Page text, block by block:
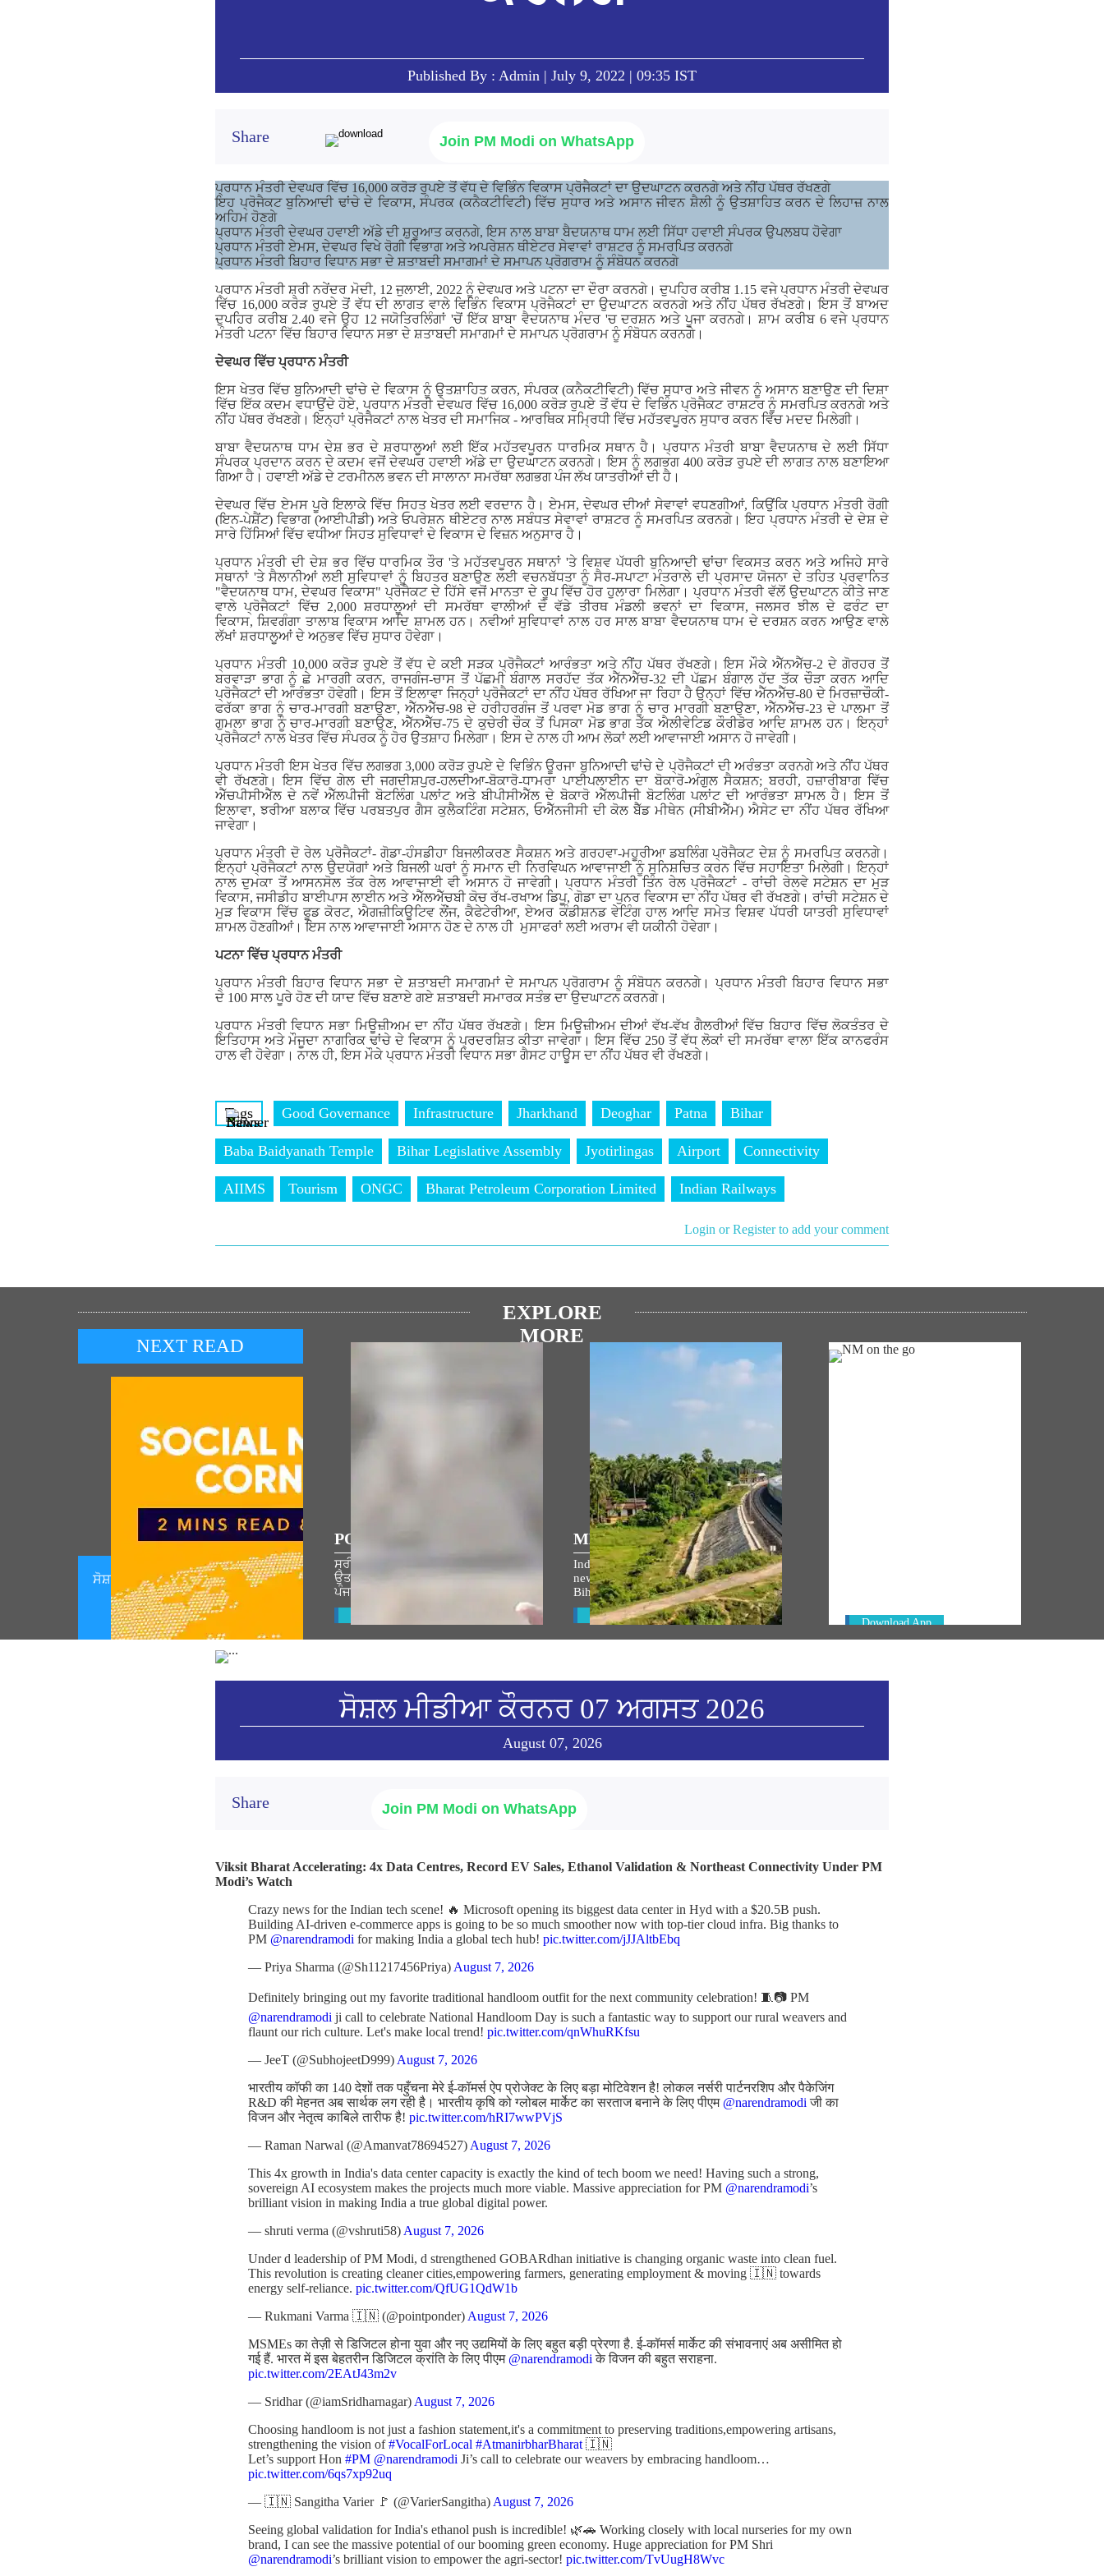
Published By : Admin | July 9, 2022 | 09:35 IST
Share Join PM Modi on WhatsApp
ਪ੍ਰਧਾਨ ਮੰਤਰੀ ਦੇਵਘਰ ਵਿੱਚ 16,000 ਕਰੋੜ ਰੁਪਏ ਤੋਂ ਵੱਧ ਦੇ ਵਿਭਿੰਨ ਵਿਕਾਸ ਪ੍ਰੋਜੈਕਟਾਂ ਦਾ ਉਦਘਾਟਨ ਕਰਨਗੇ ਅਤੇ ਨੀਂਹ ਪੱਥਰ ਰੱਖਣਗੇ
ਇਹ ਪ੍ਰੋਜੈਕਟ ਬੁਨਿਆਦੀ ਢਾਂਚੇ ਦੇ ਵਿਕਾਸ, ਸੰਪਰਕ (ਕਨੈਕਟੀਵਿਟੀ) ਵਿੱਚ ਸੁਧਾਰ ਅਤੇ ਅਸਾਨ ਜੀਵਨ ਸ਼ੈਲੀ ਨੂੰ ਉਤਸ਼ਾਹਿਤ ਕਰਨ ਦੇ ਲਿਹਾਜ਼ ਨਾਲ
ਅਹਿਮ ਹੋਣਗੇ
ਪ੍ਰਧਾਨ ਮੰਤਰੀ ਦੇਵਘਰ ਹਵਾਈ ਅੱਡੇ ਦੀ ਸ਼ੁਰੂਆਤ ਕਰਨਗੇ, ਇਸ ਨਾਲ ਬਾਬਾ ਬੈਦਯਨਾਥ ਧਾਮ ਲਈ ਸਿੱਧਾ ਹਵਾਈ ਸੰਪਰਕ ਉਪਲਬਧ ਹੋਵੇਗਾ
ਪ੍ਰਧਾਨ ਮੰਤਰੀ ਏਮਸ, ਦੇਵਘਰ ਵਿਖੇ ਰੋਗੀ ਵਿਭਾਗ ਅਤੇ ਅਪਰੇਸ਼ਨ ਥੀਏਟਰ ਸੇਵਾਵਾਂ ਰਾਸ਼ਟਰ ਨੂੰ ਸਮਰਪਿਤ ਕਰਨਗੇ
​​​​​​​ਪ੍ਰਧਾਨ ਮੰਤਰੀ ਬਿਹਾਰ ਵਿਧਾਨ ਸਭਾ ਦੇ ਸ਼ਤਾਬਦੀ ਸਮਾਗਮਾਂ ਦੇ ਸਮਾਪਨ ਪ੍ਰੋਗਰਾਮ ਨੂੰ ਸੰਬੋਧਨ ਕਰਨਗੇ
ਪ੍ਰਧਾਨ ਮੰਤਰੀ ਸ਼੍ਰੀ ਨਰੇਂਦਰ ਮੋਦੀ, 12 ਜੁਲਾਈ, 2022 ਨੂੰ ਦੇਵਘਰ ਅਤੇ ਪਟਨਾ ਦਾ ਦੌਰਾ ਕਰਨਗੇ। ਦੁਪਹਿਰ ਕਰੀਬ 1.15 ਵਜੇ ਪ੍ਰਧਾਨ ਮੰਤਰੀ ਦੇਵਘਰ
ਵਿੱਚ 16,000 ਕਰੋੜ ਰੁਪਏ ਤੋਂ ਵੱਧ ਦੀ ਲਾਗਤ ਵਾਲੇ ਵਿਭਿੰਨ ਵਿਕਾਸ ਪ੍ਰੋਜੈਕਟਾਂ ਦਾ ਉਦਘਾਟਨ ਕਰਨਗੇ ਅਤੇ ਨੀਂਹ ਪੱਥਰ ਰੱਖਣਗੇ। ਇਸ ਤੋਂ ਬਾਅਦ
ਦੁਪਹਿਰ ਕਰੀਬ 2.40 ਵਜੇ ਉਹ 12 ਜਯੋਤਿਰਲਿੰਗਾਂ 'ਚੋਂ ਇੱਕ ਬਾਬਾ ਵੈਦਯਨਾਥ ਮੰਦਰ 'ਚ ਦਰਸ਼ਨ ਅਤੇ ਪੂਜਾ ਕਰਨਗੇ। ਸ਼ਾਮ ਕਰੀਬ 6 ਵਜੇ ਪ੍ਰਧਾਨ
ਮੰਤਰੀ ਪਟਨਾ ਵਿੱਚ ਬਿਹਾਰ ਵਿਧਾਨ ਸਭਾ ਦੇ ਸ਼ਤਾਬਦੀ ਸਮਾਗਮਾਂ ਦੇ ਸਮਾਪਨ ਪ੍ਰੋਗਰਾਮ ਨੂੰ ਸੰਬੋਧਨ ਕਰਨਗੇ।
ਦੇਵਘਰ ਵਿੱਚ ਪ੍ਰਧਾਨ ਮੰਤਰੀ
ਇਸ ਖੇਤਰ ਵਿੱਚ ਬੁਨਿਆਦੀ ਢਾਂਚੇ ਦੇ ਵਿਕਾਸ ਨੂੰ ਉਤਸ਼ਾਹਿਤ ਕਰਨ, ਸੰਪਰਕ (ਕਨੈਕਟੀਵਿਟੀ) ਵਿੱਚ ਸੁਧਾਰ ਅਤੇ ਜੀਵਨ ਨੂੰ ਅਸਾਨ ਬਣਾਉਣ ਦੀ ਦਿਸ਼ਾ
ਵਿੱਚ ਇੱਕ ਕਦਮ ਵਧਾਉਂਦੇ ਹੋਏ, ਪ੍ਰਧਾਨ ਮੰਤਰੀ ਦੇਵਘਰ ਵਿੱਚ 16,000 ਕਰੋੜ ਰੁਪਏ ਤੋਂ ਵੱਧ ਦੇ ਵਿਭਿੰਨ ਪ੍ਰੋਜੈਕਟ ਰਾਸ਼ਟਰ ਨੂੰ ਸਮਰਪਿਤ ਕਰਨਗੇ ਅਤੇ
ਨੀਂਹ ਪੱਥਰ ਰੱਖਣਗੇ। ਇਨ੍ਹਾਂ ਪ੍ਰੋਜੈਕਟਾਂ ਨਾਲ ਖੇਤਰ ਦੀ ਸਮਾਜਿਕ - ਆਰਥਿਕ ਸਮ੍ਰਿਧੀ ਵਿੱਚ ਮਹੱਤਵਪੂਰਨ ਸੁਧਾਰ ਕਰਨ ਵਿੱਚ ਮਦਦ ਮਿਲੇਗੀ।
ਬਾਬਾ ਵੈਦਯਨਾਥ ਧਾਮ ਦੇਸ਼ ਭਰ ਦੇ ਸ਼ਰਧਾਲੂਆਂ ਲਈ ਇੱਕ ਮਹੱਤਵਪੂਰਨ ਧਾਰਮਿਕ ਸਥਾਨ ਹੈ। ਪ੍ਰਧਾਨ ਮੰਤਰੀ ਬਾਬਾ ਵੈਦਯਨਾਥ ਦੇ ਲਈ ਸਿੱਧਾ
ਸੰਪਰਕ ਪ੍ਰਦਾਨ ਕਰਨ ਦੇ ਕਦਮ ਵਜੋਂ ਦੇਵਘਰ ਹਵਾਈ ਅੱਡੇ ਦਾ ਉਦਘਾਟਨ ਕਰਨਗੇ। ਇਸ ਨੂੰ ਲਗਭਗ 400 ਕਰੋੜ ਰੁਪਏ ਦੀ ਲਾਗਤ ਨਾਲ ਬਣਾਇਆ
ਗਿਆ ਹੈ। ਹਵਾਈ ਅੱਡੇ ਦੇ ਟਰਮੀਨਲ ਭਵਨ ਦੀ ਸਾਲਾਨਾ ਸਮਰੱਥਾ ਲਗਭਗ ਪੰਜ ਲੱਖ ਯਾਤਰੀਆਂ ਦੀ ਹੈ।
ਦੇਵਘਰ ਵਿੱਚ ਏਮਸ ਪੂਰੇ ਇਲਾਕੇ ਵਿੱਚ ਸਿਹਤ ਖੇਤਰ ਲਈ ਵਰਦਾਨ ਹੈ। ਏਮਸ, ਦੇਵਘਰ ਦੀਆਂ ਸੇਵਾਵਾਂ ਵਧਣਗੀਆਂ, ਕਿਉਂਕਿ ਪ੍ਰਧਾਨ ਮੰਤਰੀ ਰੋਗੀ
(ਇਨ-ਪੇਸ਼ੈਂਟ) ਵਿਭਾਗ (ਆਈਪੀਡੀ) ਅਤੇ ਓਪਰੇਸ਼ਨ ਥੀਏਟਰ ਨਾਲ ਸਬੰਧਤ ਸੇਵਾਵਾਂ ਰਾਸ਼ਟਰ ਨੂੰ ਸਮਰਪਿਤ ਕਰਨਗੇ। ਇਹ ਪ੍ਰਧਾਨ ਮੰਤਰੀ ਦੇ ਦੇਸ਼ ਦੇ
ਸਾਰੇ ਹਿੱਸਿਆਂ ਵਿੱਚ ਵਧੀਆ ਸਿਹਤ ਸੁਵਿਧਾਵਾਂ ਦੇ ਵਿਕਾਸ ਦੇ ਵਿਜ਼ਨ ਅਨੁਸਾਰ ਹੈ।
ਪ੍ਰਧਾਨ ਮੰਤਰੀ ਦੀ ਦੇਸ਼ ਭਰ ਵਿੱਚ ਧਾਰਮਿਕ ਤੌਰ 'ਤੇ ਮਹੱਤਵਪੂਰਨ ਸਥਾਨਾਂ 'ਤੇ ਵਿਸ਼ਵ ਪੱਧਰੀ ਬੁਨਿਆਦੀ ਢਾਂਚਾ ਵਿਕਸਤ ਕਰਨ ਅਤੇ ਅਜਿਹੇ ਸਾਰੇ
ਸਥਾਨਾਂ 'ਤੇ ਸੈਲਾਨੀਆਂ ਲਈ ਸੁਵਿਧਾਵਾਂ ਨੂੰ ਬਿਹਤਰ ਬਣਾਉਣ ਲਈ ਵਚਨਬੱਧਤਾ ਨੂੰ ਸੈਰ-ਸਪਾਟਾ ਮੰਤਰਾਲੇ ਦੀ ਪ੍ਰਸਾਦ ਯੋਜਨਾ ਦੇ ਤਹਿਤ ਪ੍ਰਵਾਨਿਤ
"ਵੈਦਯਨਾਥ ਧਾਮ, ਦੇਵਘਰ ਵਿਕਾਸ" ਪ੍ਰੋਜੈਕਟ ਦੇ ਹਿੱਸੇ ਵਜੋਂ ਮਾਨਤਾ ਦੇ ਰੂਪ ਵਿੱਚ ਹੋਰ ਹੁਲਾਰਾ ਮਿਲੇਗਾ। ਪ੍ਰਧਾਨ ਮੰਤਰੀ ਵੱਲੋਂ ਉਦਘਾਟਨ ਕੀਤੇ ਜਾਣ
ਵਾਲੇ ਪ੍ਰੋਜੈਕਟਾਂ ਵਿੱਚ 2,000 ਸ਼ਰਧਾਲੂਆਂ ਦੀ ਸਮਰੱਥਾ ਵਾਲੀਆਂ ਦੋ ਵੱਡੇ ਤੀਰਥ ਮੰਡਲੀ ਭਵਨਾਂ ਦਾ ਵਿਕਾਸ, ਜਲਸਰ ਝੀਲ ਦੇ ਫਰੰਟ ਦਾ
ਵਿਕਾਸ, ਸ਼ਿਵਗੰਗਾ ਤਾਲਾਬ ਵਿਕਾਸ ਆਦਿ ਸ਼ਾਮਲ ਹਨ। ਨਵੀਆਂ ਸੁਵਿਧਾਵਾਂ ਨਾਲ ਹਰ ਸਾਲ ਬਾਬਾ ਵੈਦਯਨਾਥ ਧਾਮ ਦੇ ਦਰਸ਼ਨ ਕਰਨ ਆਉਣ ਵਾਲੇ
ਲੱਖਾਂ ਸ਼ਰਧਾਲੂਆਂ ਦੇ ਅਨੁਭਵ ਵਿੱਚ ਸੁਧਾਰ ਹੋਵੇਗਾ।
ਪ੍ਰਧਾਨ ਮੰਤਰੀ 10,000 ਕਰੋੜ ਰੁਪਏ ਤੋਂ ਵੱਧ ਦੇ ਕਈ ਸੜਕ ਪ੍ਰੋਜੈਕਟਾਂ ਆਰੰਭਤਾ ਅਤੇ ਨੀਂਹ ਪੱਥਰ ਰੱਖਣਗੇ। ਇਸ ਮੌਕੇ ਐੱਨਐੱਚ-2 ਦੇ ਗੋਰਹਰ ਤੋਂ
ਬਰਵਾੜਾ ਭਾਗ ਨੂੰ ਛੇ ਮਾਰਗੀ ਕਰਨ, ਰਾਜਗੰਜ-ਚਾਸ ਤੋਂ ਪੱਛਮੀ ਬੰਗਾਲ ਸਰਹੱਦ ਤੱਕ ਐੱਨਐੱਚ-32 ਦੀ ਪੱਛਮ ਬੰਗਾਲ ਹੱਦ ਤੱਕ ਚੌੜਾ ਕਰਨ ਆਦਿ
ਪ੍ਰੋਜੈਕਟਾਂ ਦੀ ਆਰੰਭਤਾ ਹੋਵੇਗੀ। ਇਸ ਤੋਂ ਇਲਾਵਾ ਜਿਨ੍ਹਾਂ ਪ੍ਰੋਜੈਕਟਾਂ ਦਾ ਨੀਂਹ ਪੱਥਰ ਰੱਖਿਆ ਜਾ ਰਿਹਾ ਹੈ ਉਨ੍ਹਾਂ ਵਿੱਚ ਐੱਨਐੱਚ-80 ਦੇ ਮਿਰਜ਼ਾਚੌਕੀ-
ਫਰੱਕਾ ਭਾਗ ਨੂੰ ਚਾਰ-ਮਾਰਗੀ ਬਣਾਉਣਾ, ਐੱਨਐੱਚ-98 ਦੇ ਹਰੀਹਰਗੰਜ ਤੋਂ ਪਰਵਾ ਮੋਡ ਭਾਗ ਨੂੰ ਚਾਰ ਮਾਰਗੀ ਬਣਾਉਣਾ, ਐੱਨਐੱਚ-23 ਦੇ ਪਾਲਮਾ ਤੋਂ
ਗੁਮਲਾ ਭਾਗ ਨੂੰ ਚਾਰ-ਮਾਰਗੀ ਬਣਾਉਣ, ਐੱਨਐੱਚ-75 ਦੇ ਕੁਚੇਰੀ ਚੌਕ ਤੋਂ ਪਿਸਕਾ ਮੋਡ ਭਾਗ ਤੱਕ ਐਲੀਵੇਟਿਡ ਕੌਰੀਡੋਰ ਆਦਿ ਸ਼ਾਮਲ ਹਨ। ਇਨ੍ਹਾਂ
ਪ੍ਰੋਜੈਕਟਾਂ ਨਾਲ ਖੇਤਰ ਵਿੱਚ ਸੰਪਰਕ ਨੂੰ ਹੋਰ ਉਤਸ਼ਾਹ ਮਿਲੇਗਾ। ਇਸ ਦੇ ਨਾਲ ਹੀ ਆਮ ਲੋਕਾਂ ਲਈ ਆਵਾਜਾਈ ਅਸਾਨ ਹੋ ਜਾਵੇਗੀ।
ਪ੍ਰਧਾਨ ਮੰਤਰੀ ਇਸ ਖੇਤਰ ਵਿੱਚ ਲਗਭਗ 3,000 ਕਰੋੜ ਰੁਪਏ ਦੇ ਵਿਭਿੰਨ ਊਰਜਾ ਬੁਨਿਆਦੀ ਢਾਂਚੇ ਦੇ ਪ੍ਰੋਜੈਕਟਾਂ ਦੀ ਅਰੰਭਤਾ ਕਰਨਗੇ ਅਤੇ ਨੀਂਹ ਪੱਥਰ
ਵੀ ਰੱਖਣਗੇ। ਇਸ ਵਿੱਚ ਗੇਲ ਦੀ ਜਗਦੀਸ਼ਪੁਰ-ਹਲਦੀਆ-ਬੋਕਾਰੋ-ਧਾਮਰਾ ਪਾਈਪਲਾਈਨ ਦਾ ਬੋਕਾਰੋ-ਅੰਗੁਲ ਸੈਕਸ਼ਨ; ਬਰਹੀ, ਹਜ਼ਾਰੀਬਾਗ ਵਿੱਚ
ਐੱਚਪੀਸੀਐੱਲ ਦੇ ਨਵੇਂ ਐੱਲਪੀਜੀ ਬੋਟਲਿੰਗ ਪਲਾਂਟ ਅਤੇ ਬੀਪੀਸੀਐੱਲ ਦੇ ਬੋਕਾਰੋ ਐੱਲਪੀਜੀ ਬੋਟਲਿੰਗ ਪਲਾਂਟ ਦੀ ਆਰੰਭਤਾ ਸ਼ਾਮਲ ਹੈ। ਇਸ ਤੋਂ
ਇਲਾਵਾ, ਝਰੀਆ ਬਲਾਕ ਵਿੱਚ ਪਰਬਤਪੁਰ ਗੈਸ ਕੁਲੈਕਟਿੰਗ ਸਟੇਸ਼ਨ, ਓਐੱਨਜੀਸੀ ਦੀ ਕੋਲ ਬੈੱਡ ਮੀਥੇਨ (ਸੀਬੀਐੱਮ) ਐਸੇਟ ਦਾ ਨੀਂਹ ਪੱਥਰ ਰੱਖਿਆ
ਜਾਵੇਗਾ।
ਪ੍ਰਧਾਨ ਮੰਤਰੀ ਦੋ ਰੇਲ ਪ੍ਰੋਜੈਕਟਾਂ- ਗੋਡਾ-ਹੰਸਡੀਹਾ ਬਿਜਲੀਕਰਣ ਸੈਕਸ਼ਨ ਅਤੇ ਗਰਹਵਾ-ਮਹੂਰੀਆ ਡਬਲਿੰਗ ਪ੍ਰੋਜੈਕਟ ਦੇਸ਼ ਨੂੰ ਸਮਰਪਿਤ ਕਰਨਗੇ।
ਇਨ੍ਹਾਂ ਪ੍ਰੋਜੈਕਟਾਂ ਨਾਲ ਉਦਯੋਗਾਂ ਅਤੇ ਬਿਜਲੀ ਘਰਾਂ ਨੂੰ ਸਮਾਨ ਦੀ ਨਿਰਵਿਘਨ ਆਵਾਜਾਈ ਨੂੰ ਸੁਨਿਸ਼ਚਿਤ ਕਰਨ ਵਿੱਚ ਸਹਾਇਤਾ ਮਿਲੇਗੀ। ਇਨ੍ਹਾਂ
ਨਾਲ ਦੁਮਕਾ ਤੋਂ ਆਸਨਸੋਲ ਤੱਕ ਰੇਲ ਆਵਾਜਾਈ ਵੀ ਅਸਾਨ ਹੋ ਜਾਵੇਗੀ। ਪ੍ਰਧਾਨ ਮੰਤਰੀ ਤਿੰਨ ਰੇਲ ਪ੍ਰੋਜੈਕਟਾਂ - ਰਾਂਚੀ ਰੇਲਵੇ ਸਟੇਸ਼ਨ ਦਾ ਮੁੜ
ਵਿਕਾਸ, ਜਸੀਡੀਹ ਬਾਈਪਾਸ ਲਾਈਨ ਅਤੇ ਐੱਲਐੱਚਬੀ ਕੋਚ ਰੱਖ-ਰਖਾਅ ਡਿਪੂ, ਗੋਡਾ ਦਾ ਪੁਨਰ ਵਿਕਾਸ ਦਾ ਨੀਂਹ ਪੱਥਰ ਵੀ ਰੱਖਣਗੇ। ਰਾਂਚੀ ਸਟੇਸ਼ਨ ਦੇ
ਮੁੜ ਵਿਕਾਸ ਵਿੱਚ ਫੂਡ ਕੋਰਟ, ਐਗਜ਼ੀਕਿਊਟਿਵ ਲੌਂਜ, ਕੈਫੇਟੇਰੀਆ, ਏਅਰ ਕੰਡੀਸ਼ਨਡ ਵੇਟਿੰਗ ਹਾਲ ਆਦਿ ਸਮੇਤ ਵਿਸ਼ਵ ਪੱਧਰੀ ਯਾਤਰੀ ਸੁਵਿਧਾਵਾਂ
ਸ਼ਾਮਲ ਹੋਣਗੀਆਂ। ਇਸ ਨਾਲ ਆਵਾਜਾਈ ਅਸਾਨ ਹੋਣ ਦੇ ਨਾਲ ਹੀ ਮੁਸਾਫਰਾਂ ਲਈ ਅਰਾਮ ਵੀ ਯਕੀਨੀ ਹੋਵੇਗਾ।
ਪਟਨਾ ਵਿੱਚ ਪ੍ਰਧਾਨ ਮੰਤਰੀ
ਪ੍ਰਧਾਨ ਮੰਤਰੀ ਬਿਹਾਰ ਵਿਧਾਨ ਸਭਾ ਦੇ ਸ਼ਤਾਬਦੀ ਸਮਾਗਮਾਂ ਦੇ ਸਮਾਪਨ ਪ੍ਰੋਗਰਾਮ ਨੂੰ ਸੰਬੋਧਨ ਕਰਨਗੇ। ਪ੍ਰਧਾਨ ਮੰਤਰੀ ਬਿਹਾਰ ਵਿਧਾਨ ਸਭਾ
ਦੇ 100 ਸਾਲ ਪੂਰੇ ਹੋਣ ਦੀ ਯਾਦ ਵਿੱਚ ਬਣਾਏ ਗਏ ਸ਼ਤਾਬਦੀ ਸਮਾਰਕ ਸਤੰਭ ਦਾ ਉਦਘਾਟਨ ਕਰਨਗੇ।
ਪ੍ਰਧਾਨ ਮੰਤਰੀ ਵਿਧਾਨ ਸਭਾ ਮਿਊਜ਼ੀਅਮ ਦਾ ਨੀਂਹ ਪੱਥਰ ਰੱਖਣਗੇ। ਇਸ ਮਿਊਜ਼ੀਅਮ ਦੀਆਂ ਵੱਖ-ਵੱਖ ਗੈਲਰੀਆਂ ਵਿੱਚ ਬਿਹਾਰ ਵਿੱਚ ਲੋਕਤੰਤਰ ਦੇ
ਇਤਿਹਾਸ ਅਤੇ ਮੌਜੂਦਾ ਨਾਗਰਿਕ ਢਾਂਚੇ ਦੇ ਵਿਕਾਸ ਨੂੰ ਪ੍ਰਦਰਸ਼ਿਤ ਕੀਤਾ ਜਾਵੇਗਾ। ਇਸ ਵਿੱਚ 250 ਤੋਂ ਵੱਧ ਲੋਕਾਂ ਦੀ ਸਮਰੱਥਾ ਵਾਲਾ ਇੱਕ ਕਾਨਫਰੰਸ
ਹਾਲ ਵੀ ਹੋਵੇਗਾ। ਨਾਲ ਹੀ, ਇਸ ਮੌਕੇ ਪ੍ਰਧਾਨ ਮੰਤਰੀ ਵਿਧਾਨ ਸਭਾ ਗੈਸਟ ਹਾਊਸ ਦਾ ਨੀਂਹ ਪੱਥਰ ਵੀ ਰੱਖਣਗੇ।
Tags Good Governance Infrastructure Jharkhand Deoghar Patna Bihar
Baba Baidyanath Temple Bihar Legislative Assembly Jyotirlingas Airport Connectivity
AIIMS Tourism ONGC Bharat Petroleum Corporation Limited Indian Railways
Login or Register to add your comment
EXPLORE
MORE
NEXT READ
ਸੋਸ਼ਲ ਮੀਡੀਆ ਕੌਰਨਰ 07 ਅਗਸਤ 2026
(August 07, 2026)
POPULAR SPEECHES
ਸ੍ਰੀ ਰਾਮ ਜਨਮ-ਭੂਮੀ ਮੰਦਿਰ ਧਵਜਾਰੋਹਣ
ਉਤਸਵ ਦੌਰਾਨ ਪ੍ਰਧਾਨ ਮੰਤਰੀ ਦੇ ਭਾਸ਼ਣ ਦਾ
ਪੰਜਾਬੀ ਅਨੁਵਾਦ
MEDIA COVERAGE
Indian Railways takes up 764 km of
new lines to boost connectivity in
Bihar’s Seemanchal region
View All
Download App
ਸੋਸ਼ਲ ਮੀਡੀਆ ਕੌਰਨਰ 07 ਅਗਸਤ 2026
August 07, 2026
Share Join PM Modi on WhatsApp
Viksit Bharat Accelerating: 4x Data Centres, Record EV Sales, Ethanol Validation & Northeast Connectivity Under PM
Modi’s Watch
Crazy news for the Indian tech scene! 🔥 Microsoft opening its biggest data center in Hyd with a $20.5B push.
Building AI-driven e-commerce apps is going to be so much smoother now with top-tier cloud infra. Big thanks to
PM @narendramodi for making India a global tech hub! pic.twitter.com/jJJAltbEbq
— Priya Sharma (@Sh11217456Priya) August 7, 2026
Definitely bringing out my favorite traditional handloom outfit for the next community celebration! 🧵📷 PM
@narendramodi ji call to celebrate National Handloom Day is such a fantastic way to support our rural weavers and
flaunt our rich culture. Let's make local trend! pic.twitter.com/qnWhuRKfsu
— JeeT (@SubhojeetD999) August 7, 2026
भारतीय कॉफी का 140 देशों तक पहुँचना मेरे ई-कॉमर्स ऐप प्रोजेक्ट के लिए बड़ा मोटिवेशन है! लोकल नर्सरी पार्टनरशिप और पैकेजिंग
R&D की मेहनत अब सार्थक लग रही है। भारतीय कृषि को ग्लोबल मार्केट का सरताज बनाने के लिए पीएम @narendramodi जी का
विजन और नेतृत्व काबिले तारीफ है! pic.twitter.com/hRI7wwPVjS
— Raman Narwal (@Amanvat78694527) August 7, 2026
This 4x growth in India's data center capacity is exactly the kind of tech boom we need! Having such a strong,
sovereign AI ecosystem makes the projects much more viable. Massive appreciation for PM @narendramodi’s
brilliant vision in making India a true global digital power.
— shruti verma (@vshruti58) August 7, 2026
Under d leadership of PM Modi, d strengthened GOBARdhan initiative is changing organic waste into clean fuel.
This revolution is creating cleaner cities,empowering farmers, generating employment & moving 🇮🇳 towards
energy self-reliance. pic.twitter.com/QfUG1QdW1b
— Rukmani Varma 🇮🇳 (@pointponder) August 7, 2026
MSMEs का तेज़ी से डिजिटल होना युवा और नए उद्यमियों के लिए बहुत बड़ी प्रेरणा है. ई-कॉमर्स मार्केट की संभावनाएं अब असीमित हो
गई हैं. भारत में इस बेहतरीन डिजिटल क्रांति के लिए पीएम @narendramodi के विजन की बहुत सराहना.
pic.twitter.com/2EAtJ43m2v
— Sridhar (@iamSridharnagar) August 7, 2026
Choosing handloom is not just a fashion statement,it's a commitment to preserving traditions,empowering artisans,
strengthening the vision of#VocalForLocal #AtmanirbharBharat 🇮🇳
Let’s support Hon #PM @narendramodi Ji’s call to celebrate our weavers by embracing handloom…
pic.twitter.com/6qs7xp92uq
— 🇮🇳 Sangitha Varier 🚩 (@VarierSangitha) August 7, 2026
Seeing global validation for India's ethanol push is incredible! 🌿🚗 Working closely with local nurseries for my own
brand, I can see the massive potential of our booming green economy. Huge appreciation for PM Shri
@narendramodi’s brilliant vision to empower the agri-sector! pic.twitter.com/TvUugH8Wvc